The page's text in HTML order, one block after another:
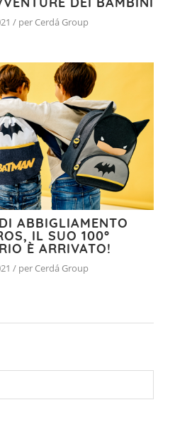
/ per Cerdá Group
ABBIGLIAMENTO
IL SUO 100°
È ARRIVATO!
/ per Cerdá Group